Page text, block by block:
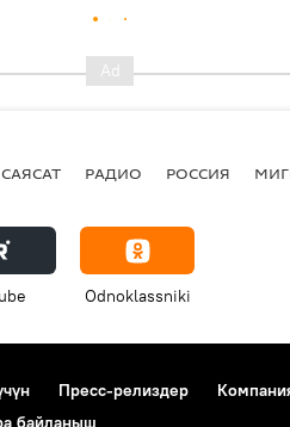
САЯСАТ РАДИО РОССИЯ
Odnoklassniki
Пресс-релиздер
байланыш